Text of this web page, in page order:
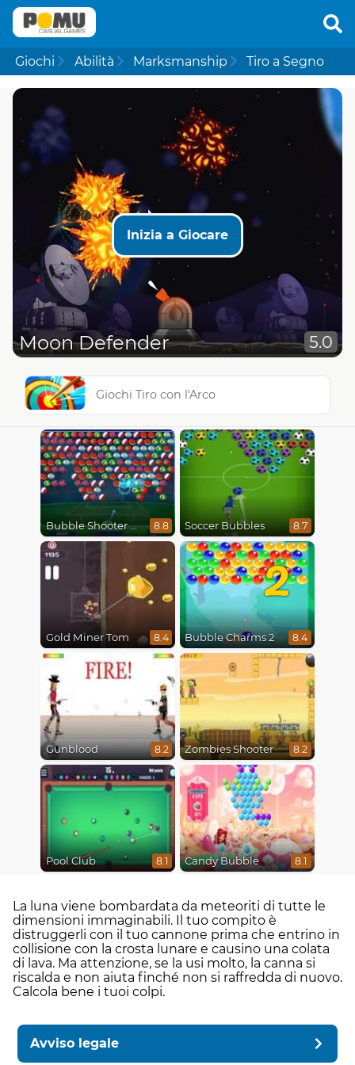
Giochi Abilità Marksmanship Tiro a Segno
Inizia a Giocare
Moon Defender 5.0
Giochi Tiro con l'Arco
Bubble Shooter World Cup 8.8 Soccer Bubbles 8.7
Gold Miner Tom 8.4
2
Bubble Charms 2 8.4
Gunblood 8.2 Zombies Shooter 8.2
Pool Club 8.1 Candy Bubble 8.1
La luna viene bombardata da meteoriti di tutte le
dimensioni immaginabili. Il tuo compito è
distruggerli con il tuo cannone prima che entrino in
collisione con la crosta lunare e causino una colata
di lava. Ma attenzione, se la usi molto, la canna si
riscalda e non aiuta finché non si raffredda di nuovo.
Calcola bene i tuoi colpi.
Avviso legale